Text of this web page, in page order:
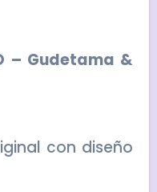
– Gudetama &
con diseño